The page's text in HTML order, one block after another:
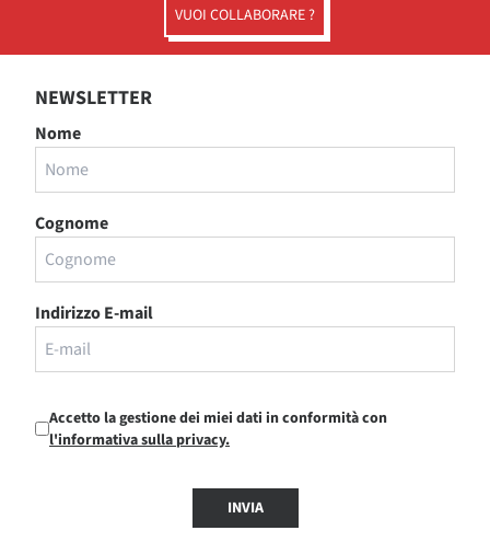
VUOI COLLABORARE ?
NEWSLETTER
Nome
Cognome
Indirizzo E-mail
Accetto la gestione dei miei dati in conformità con
l'informativa sulla privacy.
INVIA